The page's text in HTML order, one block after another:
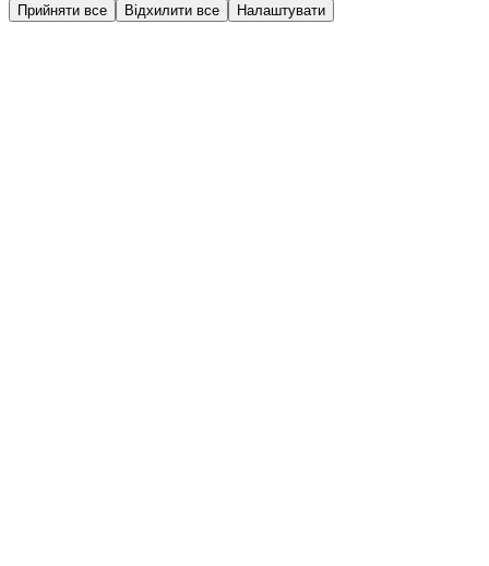
Прийняти все Відхилити все Налаштувати